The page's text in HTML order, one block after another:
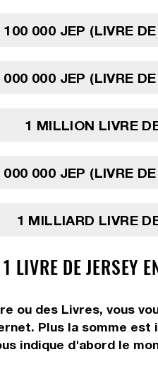
100 000 JEP (LIVRE
000 000 JEP (LIVRE
1 MILLION LIVRE
000 JEP (LIVRE
1 MILLIARD LIVRE
LIVRE DE JERSEY
ou des Livres, vous
Plus la somme
indique d'abord le